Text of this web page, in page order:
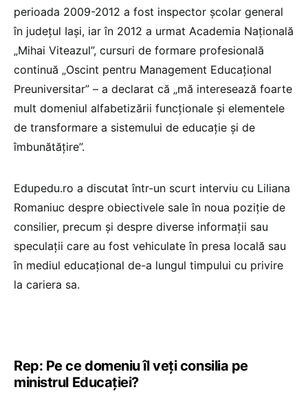
perioada 2009-2012 a fost inspector școlar general
în județul Iași, iar în 2012 a urmat Academia Națională
„Mihai Viteazul”, cursuri de formare profesională
continuă „Oscint pentru Management Educaţional
Preuniversitar” – a declarat că „mă interesează foarte
mult domeniul alfabetizării funcționale și elementele
de transformare a sistemului de educație și de
îmbunătățire”.
Edupedu.ro a discutat într-un scurt interviu cu Liliana
Romaniuc despre obiectivele sale în noua poziție de
consilier, precum și despre diverse informații sau
speculații care au fost vehiculate în presa locală sau
în mediul educațional de-a lungul timpului cu privire
la cariera sa.
Rep: Pe ce domeniu îl veți consilia pe
ministrul Educației?